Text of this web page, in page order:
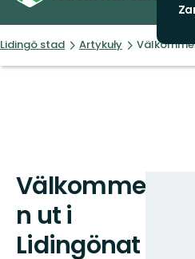
Lidingö stad Artykuły
Välkomme
n ut i
Lidingönat